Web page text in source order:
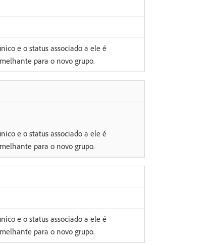
e o status associado a ele é
para o novo grupo.
e o status associado a ele é
para o novo grupo.
e o status associado a ele é
para o novo grupo.